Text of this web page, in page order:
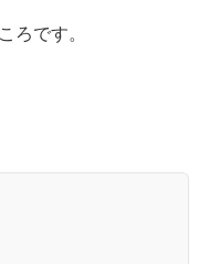
ろです。